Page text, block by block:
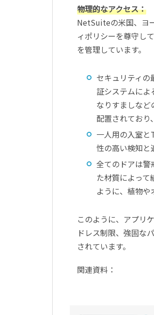
物理的なアクセス：
NetSuiteの米国、ヨ
ィポリシーを尊守し
を管理しています。
セキュリティの
証システムによ
なりすましなど
配置されており
一人用の入室と
性の高い検知と
全てのドアは警
た材質によっ
ように、植物や
このように、アプリ
ドレス制限、強固な
されています。
関連資料：